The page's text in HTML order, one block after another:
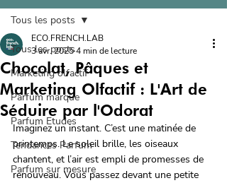
Tous les posts
Marketing olfactif
Parfum marque
Parfum Etudes
Tendances Parfum
Parfum sur mesure
Tous les posts
Chocolat, Pâques et
Marketing Olfactif : L'Art de
Séduire par l'Odorat
ECO.FRENCH.LAB
3 avr. 20254 min de lecture
Imaginez un instant. C’est une matinée de
printemps. Le soleil brille, les oiseaux
chantent, et l’air est empli de promesses de
renouveau. Vous passez devant une petite